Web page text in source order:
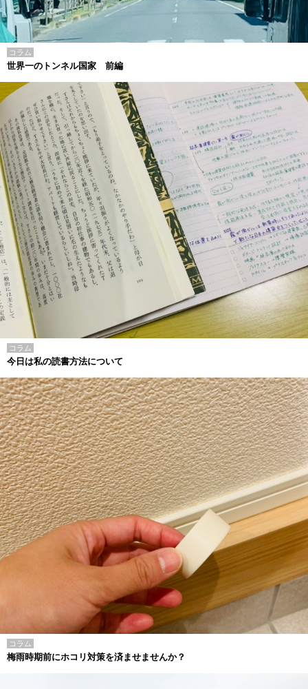
コラム
世界一のトンネル国家 前編
コラム
今日は私の読書方法について
コラム
梅雨時期前にホコリ対策を済ませませんか？